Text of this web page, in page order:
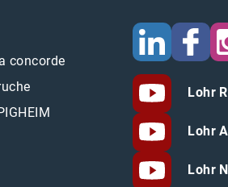
concorde
Lohr
Lohr
Lohr